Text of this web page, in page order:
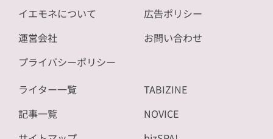
イエモネについて
運営会社
プライバシーポリシー
広告ポリシー
お問い合わせ
ライター一覧
記事一覧
TABIZINE
NOVICE